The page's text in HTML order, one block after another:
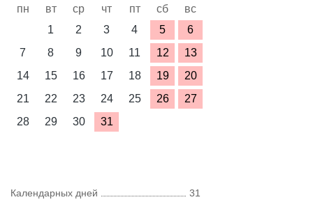
пн вт ср чт пт сб
вс
1
2 3 4 5
6
7
8 9 10 11 12
13
14
15 16 17 18 19
20
21
22 23 24 25 26
27
28
29 30 31
Календарных дней
31